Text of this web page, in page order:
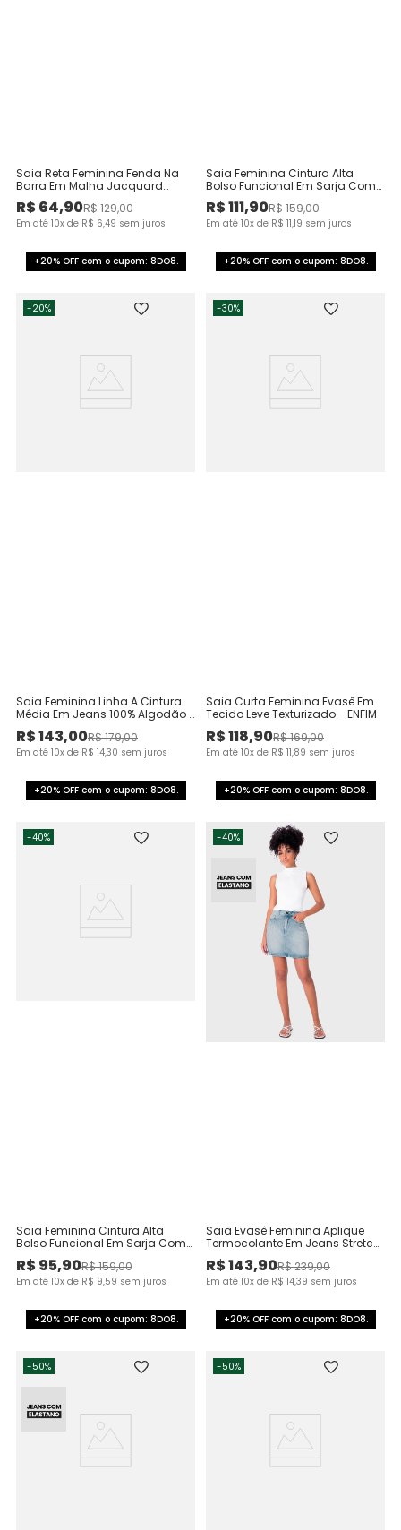
Saia Reta Feminina Fenda Na
Barra Em Malha Jacquard
Xadrez - ENFIM
R$64,90R$129,00
Em até 10x de R$ 6,49 sem juros
+20% OFF com o cupom: 8DO8.
Saia Feminina Cintura Alta
Bolso Funcional Em Sarja Com
Elastano
R$111,90R$159,00
Em até 10x de R$ 11,19 sem juros
+20% OFF com o cupom: 8DO8.
-20%
Saia Feminina Linha A Cintura
Média Em Jeans 100% Algodão -
ENFIM
R$143,00R$179,00
Em até 10x de R$ 14,30 sem juros
+20% OFF com o cupom: 8DO8.
-30%
Saia Curta Feminina Evasê Em
Tecido Leve Texturizado - ENFIM
R$118,90R$169,00
Em até 10x de R$ 11,89 sem juros
+20% OFF com o cupom: 8DO8.
-40%
Saia Feminina Cintura Alta
Bolso Funcional Em Sarja Com
Elastano
R$95,90R$159,00
Em até 10x de R$ 9,59 sem juros
+20% OFF com o cupom: 8DO8.
-40%
Saia Evasê Feminina Aplique
Termocolante Em Jeans Stretch
- ENFIM
R$143,90R$239,00
Em até 10x de R$ 14,39 sem juros
+20% OFF com o cupom: 8DO8.
-50% -50%